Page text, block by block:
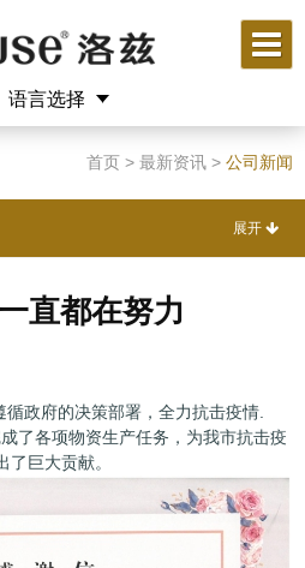
语言选择
首页 > 最新资讯 > 公司新闻
直都在努力
循政府的决策部署，全力抗击疫情.
了各项物资生产任务，为我市抗击疫
了巨大贡献。